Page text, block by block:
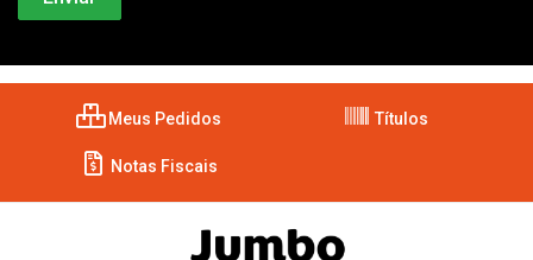
Meus Pedidos Títulos
Notas Fiscais